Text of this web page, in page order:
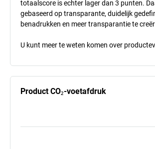
totaalscore is echter lager dan 3 punten.
gebaseerd op transparante, duidelijk
benadrukken en meer transparantie te
U kunt meer te weten komen over
Product CO₂-voetafdruk